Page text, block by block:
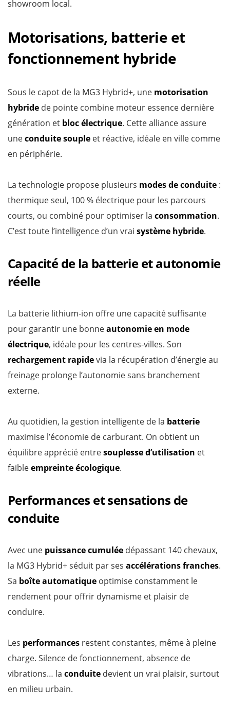
showroom local.
Motorisations, batterie et
fonctionnement hybride
Sous le capot de la MG3 Hybrid+, une motorisation
hybride de pointe combine moteur essence dernière
génération et bloc électrique. Cette alliance assure
uneconduite souple et réactive, idéale en ville comme
en périphérie.
La technologie propose plusieurs modes de conduite :
thermique seul, 100 % électrique pour les parcours
courts, ou combiné pour optimiser la consommation.
C’est toute l’intelligence d’un vrai système hybride.
Capacité de la batterie et autonomie
réelle
La batterie lithium-ion offre une capacité suffisante
pour garantir une bonneautonomie en mode
électrique, idéale pour les centres-villes. Son
rechargement rapidevia la récupération d’énergie au
freinage prolonge l’autonomie sans branchement
externe.
Au quotidien, la gestion intelligente de la batterie
maximise l’économie de carburant. On obtient un
équilibre apprécié entresouplesse d’utilisation et
faibleempreinte écologique.
Performances et sensations de
conduite
Avec une puissance cumulée dépassant 140 chevaux,
la MG3 Hybrid+ séduit par ses accélérations franches.
Sa boîte automatique optimise constamment le
rendement pour offrir dynamisme et plaisir de
conduire.
Les performances restent constantes, même à pleine
charge. Silence de fonctionnement, absence de
vibrations… la conduite devient un vrai plaisir, surtout
en milieu urbain.